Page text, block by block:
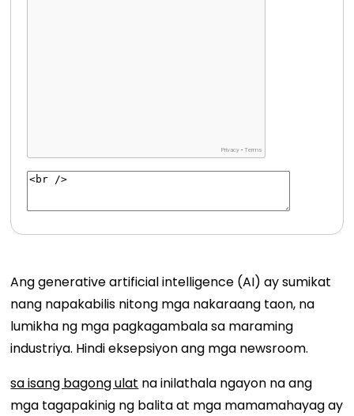
Ang generative artificial intelligence (AI) ay sumikat
nang napakabilis nitong mga nakaraang taon, na
lumikha ng mga pagkagambala sa maraming
industriya. Hindi eksepsiyon ang mga newsroom.
sa isang bagong ulat na inilathala ngayon na ang
mga tagapakinig ng balita at mga mamamahayag ay